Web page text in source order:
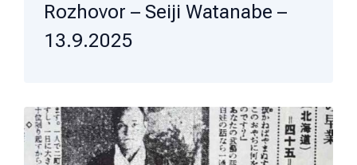
Rozhovor – Seiji Watanabe –
13.9.2025